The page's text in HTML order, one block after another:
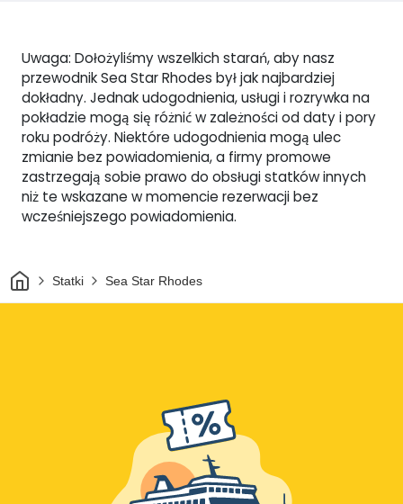
Uwaga: Dołożyliśmy wszelkich starań, aby nasz
przewodnik Sea Star Rhodes był jak najbardziej
dokładny. Jednak udogodnienia, usługi i rozrywka na
pokładzie mogą się różnić w zależności od daty i pory
roku podróży. Niektóre udogodnienia mogą ulec
zmianie bez powiadomienia, a firmy promowe
zastrzegają sobie prawo do obsługi statków innych
niż te wskazane w momencie rezerwacji bez
wcześniejszego powiadomienia.
DomStatki Sea Star Rhodes